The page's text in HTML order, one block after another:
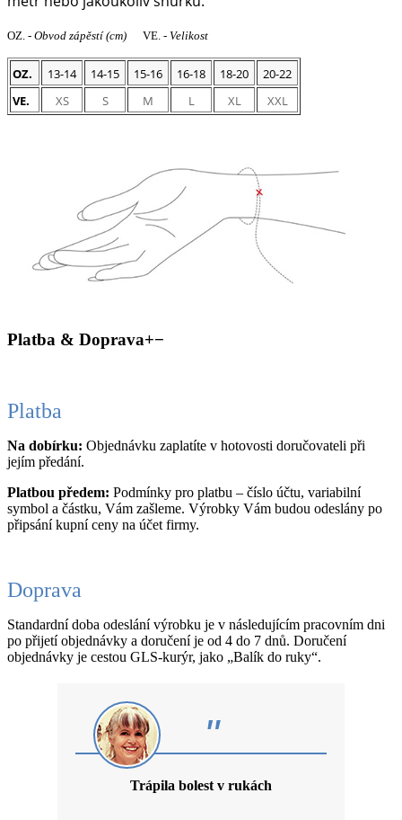
OZ. - Obvod zápěstí(cm) VE. - Velikost
OZ. 13-14 14-15 15-16 16-18 18-20
20-22
VE.
XS S M L XL XXL
Platba & Doprava+−
Platba
Na dobírku: Objednávku zaplatíte v hotovosti doručovateli při
jejím předání.
Platbou předem: Podmínky pro platbu – číslo účtu, variabilní
symbol a částku, Vám zašleme. Výrobky Vám budou odeslány po
připsání kupní ceny na účet firmy.
Doprava
Standardní doba odeslání výrobku je v následujícím pracovním dni
po přijetí objednávky a doručení je od 4 do 7 dnů. Doručení
objednávky je cestou GLS-kurýr, jako „Balík do ruky“.
"
Trápila bolest v rukách